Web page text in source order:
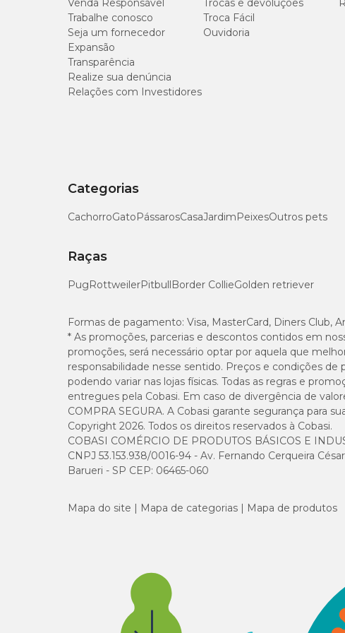
Proteína Bruta (mín.)
Extrato Etéreo (mín.)
Matéria Fibrosa (máx.)
Na Cobasi, você encontra oPetisco Geladitos Frozen
traga o seu melhor amigo para visitar uma das nossas lojas.
Venda Responsável
Trabalhe conosco
Seja um fornecedor
Expansão
Transparência
Realize sua denúncia
Relações com Investidores
Trocas e devoluções
Troca Fácil
Ouvidoria
Categorias
CachorroGatoPássarosCasaJardimPeixesOutros pets
Raças
PugRottweilerPitbullBorder CollieGolden retriever
Formas de pagamento: Visa, MasterCard, Diners Club,
* As promoções, parcerias e descontos contidos em
promoções, será necessário optar por aquela que
responsabilidade nesse sentido. Preços e condições
podendo variar nas lojas físicas. Todas as regras e
entregues pela Cobasi. Em caso de divergência de
COMPRA SEGURA. A Cobasi garante segurança para
Copyright 2026. Todos os direitos reservados à Cobasi.
COBASI COMÉRCIO DE PRODUTOS BÁSICOS E
CNPJ 53.153.938/0016-94 - Av. Fernando Cerqueira
Barueri - SP CEP: 06465-060
Mapa do site Mapa de categorias Mapa de produtos